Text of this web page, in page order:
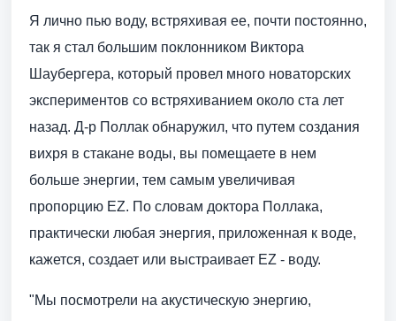
Я лично пью воду, встряхивая ее, почти постоянно,
так я стал большим поклонником Виктора
Шаубергера, который провел много новаторских
экспериментов со встряхиванием около ста лет
назад. Д-р Поллак обнаружил, что путем создания
вихря в стакане воды, вы помещаете в нем
больше энергии, тем самым увеличивая
пропорцию EZ. По словам доктора Поллака,
практически любая энергия, приложенная к воде,
кажется, создает или выстраивает EZ - воду.
"Мы посмотрели на акустическую энергию,